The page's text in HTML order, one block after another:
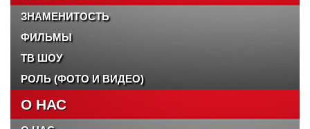
ЗНАМЕНИТОСТЬ
ФИЛЬМЫ
ТВ ШОУ
РОЛЬ (ФОТО И ВИДЕО)
О НАС